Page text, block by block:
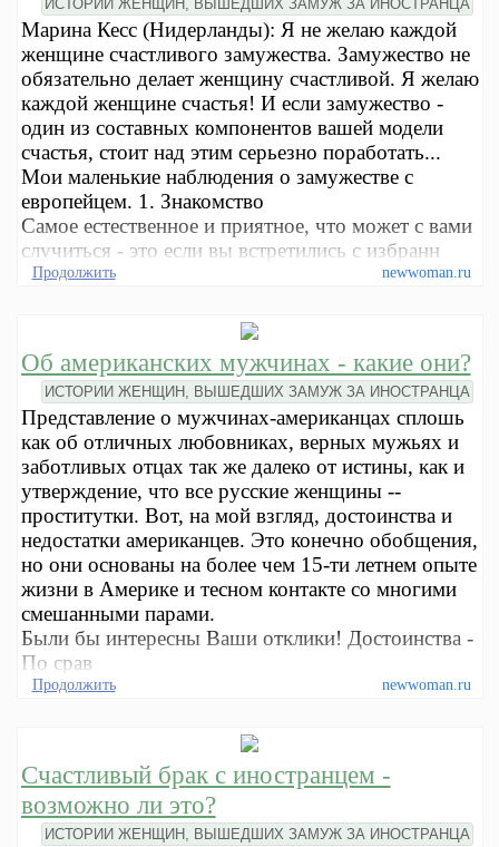
ИСТОРИИ ЖЕНЩИН, ВЫШЕДШИХ ЗАМУЖ ЗА ИНОСТРАНЦА
Марина Кесс (Нидерланды): Я не желаю каждой
женщине счастливого замужества. Замужество не
обязательно делает женщину счастливой. Я желаю
каждой женщине счастья! И если замужество -
один из составных компонентов вашей модели
счастья, стоит над этим серьезно поработать...
Мои маленькие наблюдения о замужестве с
европейцем. 1. Знакомство
Самое естественное и приятное, что может с вами
случиться - это если вы встретились с избранн
Продолжить newwoman.ru
Об американских мужчинах - какие они?
ИСТОРИИ ЖЕНЩИН, ВЫШЕДШИХ ЗАМУЖ ЗА ИНОСТРАНЦА
Представление о мужчинах-американцах сплошь
как об отличных любовниках, верных мужьях и
заботливых отцах так же далеко от истины, как и
утверждение, что все русские женщины --
проститутки. Вот, на мой взгляд, достоинства и
недостатки американцев. Это конечно обобщения,
но они основаны на более чем 15-ти летнем опыте
жизни в Америке и тесном контакте со многими
смешанными парами.
Были бы интересны Ваши отклики! Достоинства -
По срав
Продолжить newwoman.ru
Счастливый брак с иностранцем -
возможно ли это?
ИСТОРИИ ЖЕНЩИН, ВЫШЕДШИХ ЗАМУЖ ЗА ИНОСТРАНЦА